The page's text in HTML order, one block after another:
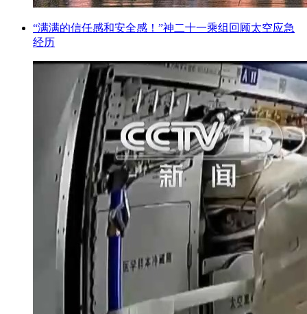
“满满的信任感和安全感！”神二十一乘组回顾太空应急
经历